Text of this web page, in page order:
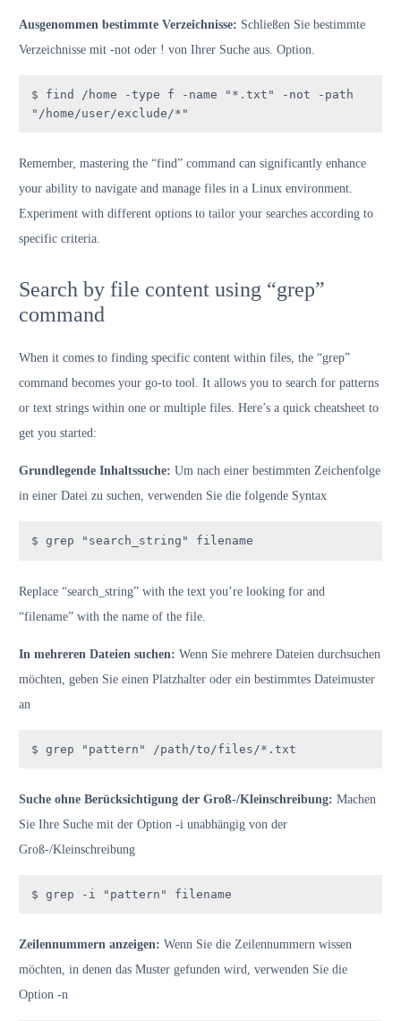
Ausgenommen bestimmte Verzeichnisse: Schließen Sie bestimmte
Verzeichnisse mit -not oder ! von Ihrer Suche aus. Option.
$ find /home -type f -name "*.txt" -not -path
"/home/user/exclude/*"
Remember, mastering the “find” command can significantly enhance
your ability to navigate and manage files in a Linux environment.
Experiment with different options to tailor your searches according to
specific criteria.
Search by file content using “grep”
command
When it comes to finding specific content within files, the “grep”
command becomes your go-to tool. It allows you to search for patterns
or text strings within one or multiple files. Here’s a quick cheatsheet to
get you started:
Grundlegende Inhaltssuche: Um nach einer bestimmten Zeichenfolge
in einer Datei zu suchen, verwenden Sie die folgende Syntax
$ grep "search_string" filename
Replace “search_string” with the text you’re looking for and
“filename” with the name of the file.
In mehreren Dateien suchen: Wenn Sie mehrere Dateien durchsuchen
möchten, geben Sie einen Platzhalter oder ein bestimmtes Dateimuster
an
$ grep "pattern" /path/to/files/*.txt
Suche ohne Berücksichtigung der Groß-/Kleinschreibung: Machen
Sie Ihre Suche mit der Option -i unabhängig von der
Groß-/Kleinschreibung
$ grep -i "pattern" filename
Zeilennummern anzeigen: Wenn Sie die Zeilennummern wissen
möchten, in denen das Muster gefunden wird, verwenden Sie die
Option -n